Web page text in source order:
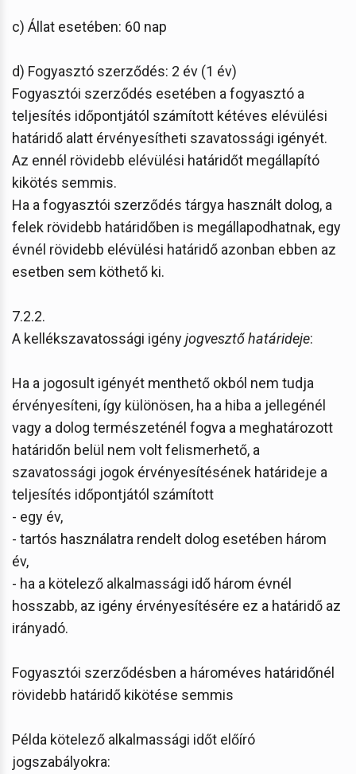
c) Állat esetében: 60 nap
d) Fogyasztó szerződés: 2 év (1 év)
Fogyasztói szerződés esetében a fogyasztó a
teljesítés időpontjától számított kétéves elévülési
határidő alatt érvényesítheti szavatossági igényét.
Az ennél rövidebb elévülési határidőt megállapító
kikötés semmis.
Ha a fogyasztói szerződés tárgya használt dolog, a
felek rövidebb határidőben is megállapodhatnak, egy
évnél rövidebb elévülési határidő azonban ebben az
esetben sem köthető ki.
7.2.2.
A kellékszavatossági igényjogvesztő határideje:
Ha a jogosult igényét menthető okból nem tudja
érvényesíteni, így különösen, ha a hiba a jellegénél
vagy a dolog természeténél fogva a meghatározott
határidőn belül nem volt felismerhető, a
szavatossági jogok érvényesítésének határideje a
teljesítés időpontjától számított
- egy év,
- tartós használatra rendelt dolog esetében három
év,
- ha a kötelező alkalmassági idő három évnél
hosszabb, az igény érvényesítésére ez a határidő az
irányadó.
Fogyasztói szerződésben a hároméves határidőnél
rövidebb határidő kikötése semmis
Példa kötelező alkalmassági időt előíró
jogszabályokra: